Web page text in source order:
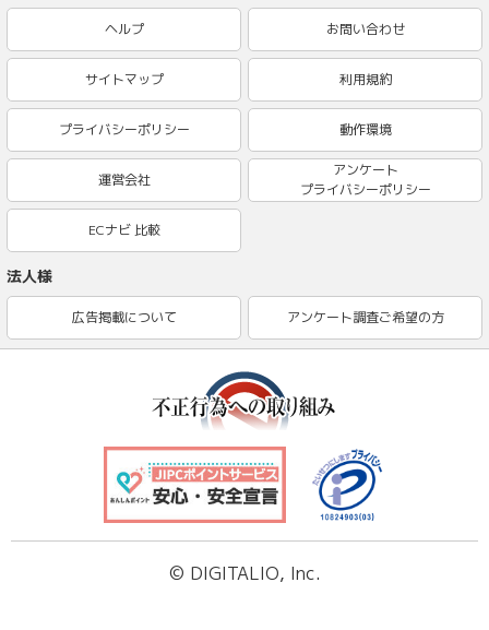
ヘルプ お問い合わせ
サイトマップ 利用規約
プライバシーポリシー 動作環境
運営会社
アンケート
プライバシーポリシー
ECナビ 比較
法人様
広告掲載について アンケート調査ご希望の方
© DIGITALIO, Inc.